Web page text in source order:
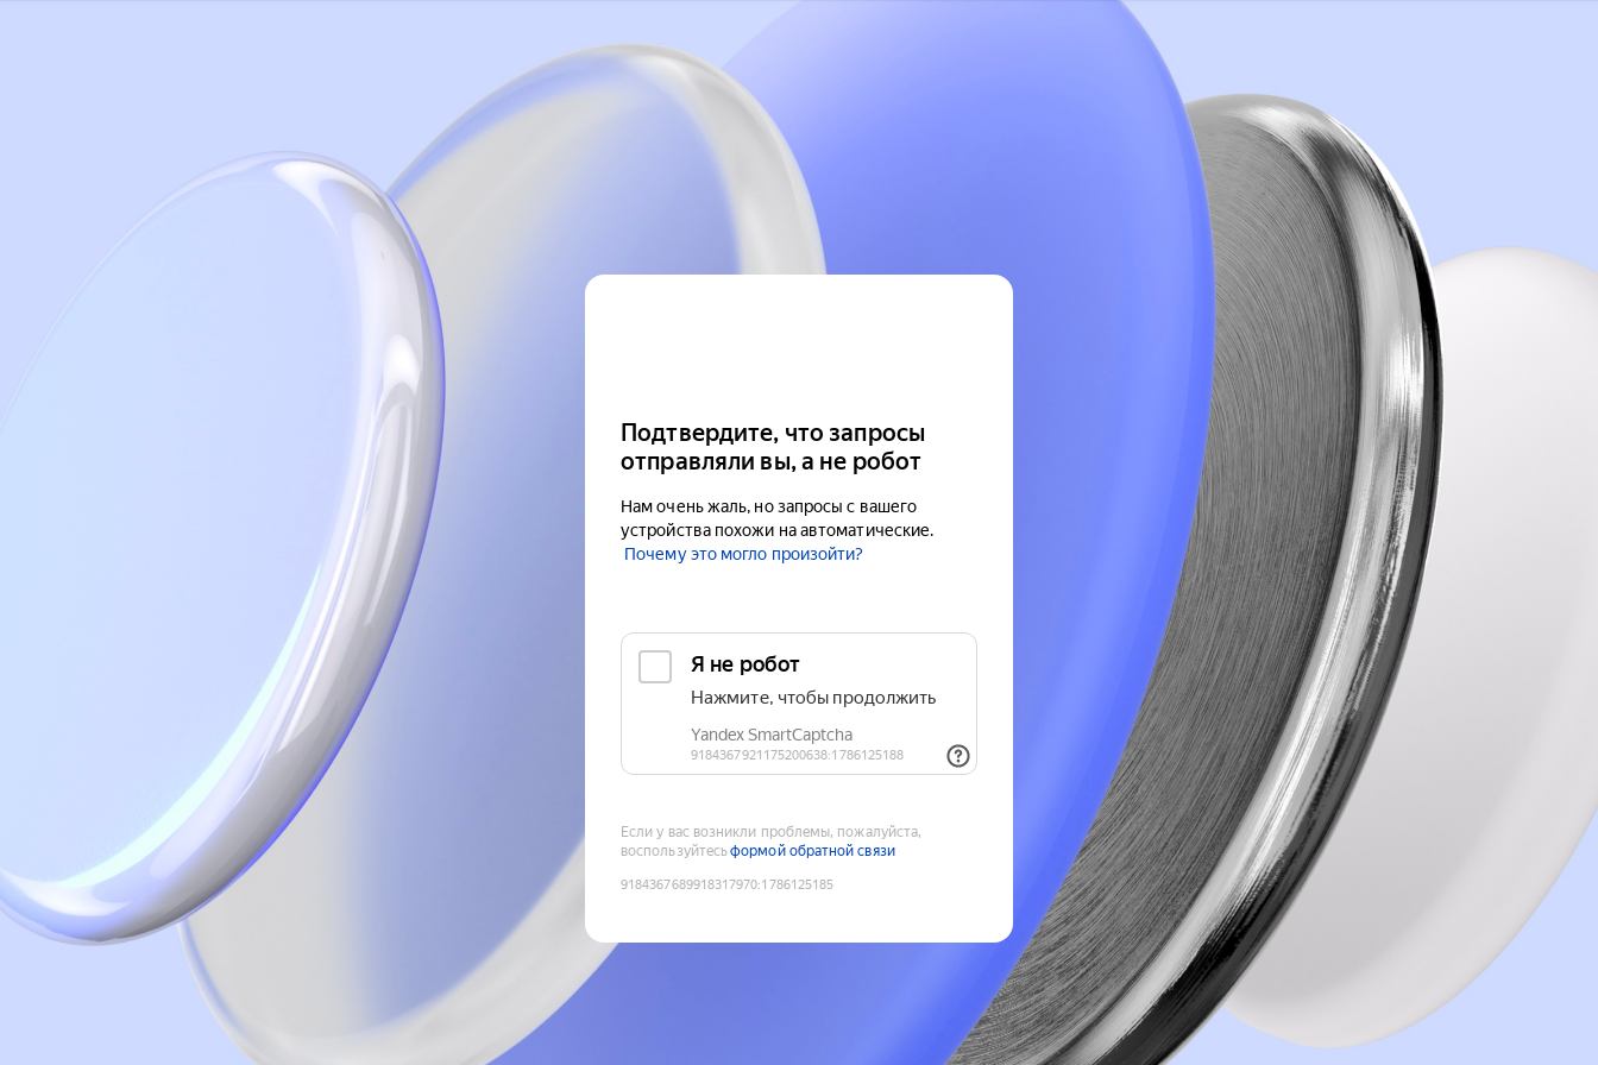
Подтвердите, что запросы
отправляли вы, а не робот
Нам очень жаль, но запросы с вашего
устройства похожи на автоматические.
Почему это могло произойти?
Если у вас возникли проблемы, пожалуйста,
воспользуйтесьформой обратной связи
9184367689918317970:1786125185